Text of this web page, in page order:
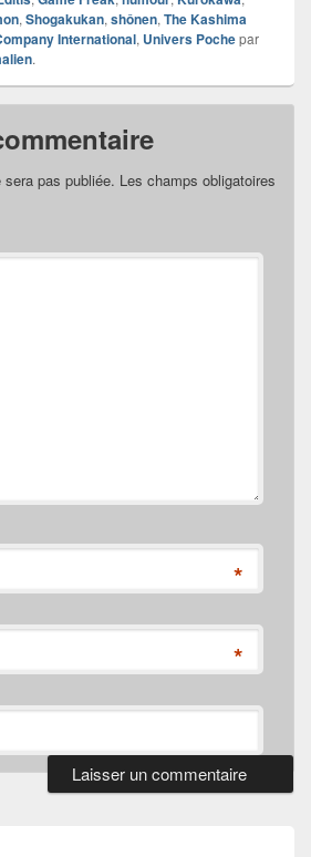
, Shogakukan, shônen, The Kashima
International, Univers Pochepar
.
pas publiée. Les champs obligatoires
*
*